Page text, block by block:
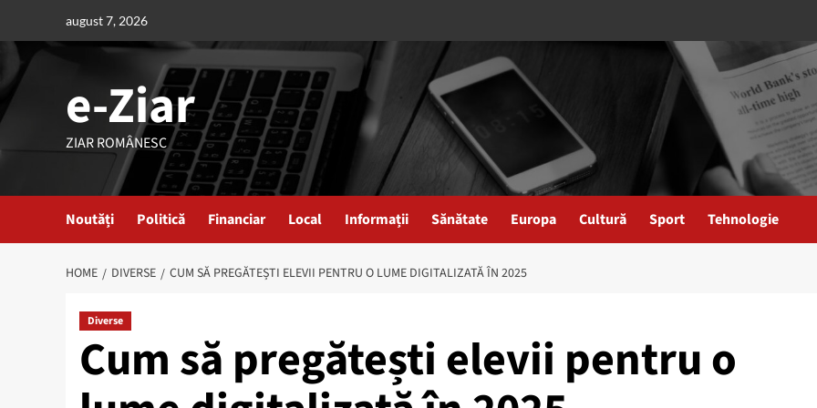
content
august 7, 2026
e-Ziar
ZIAR ROMÂNESC
Noutăți Politică Financiar Local Informații Sănătate Europa Cultură Sport Tehnologie
HOME DIVERSE CUM SĂ PREGĂTEȘTI ELEVII PENTRU O LUME DIGITALIZATĂ ÎN 2025
Diverse
Cum să pregătești elevii pentru o